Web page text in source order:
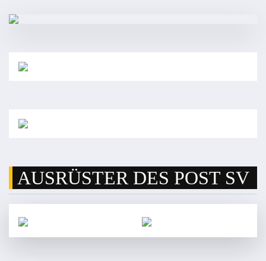
AUSRÜSTER DES POST SV